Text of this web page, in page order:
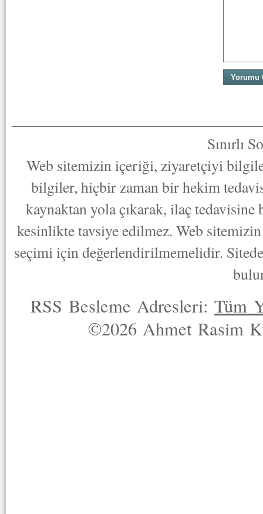
Sınırlı
Web sitemizin içeriği, ziyaretçiyi
bilgiler, hiçbir zaman bir hekim
kaynaktan yola çıkarak, ilaç
kesinlikte tavsiye edilmez. Web
seçimi için değerlendirilmemelidir.
RSS Besleme Adresleri:Tüm
©2026 Ahmet Rasim